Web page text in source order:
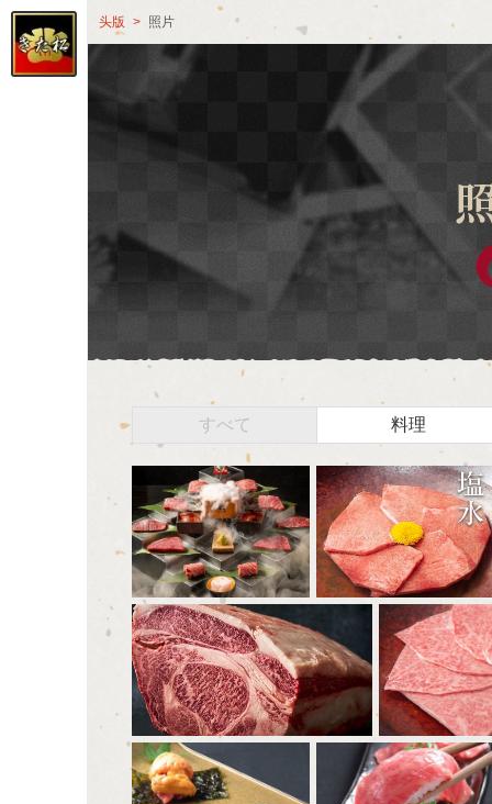
头版 照片
すべて 料理